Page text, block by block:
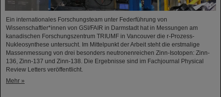
Ein internationales Forschungsteam unter Federführung von
Wissenschaftler*innen von GSI/FAIR in Darmstadt hat in Messungen am
kanadischen Forschungszentrum TRIUMF in Vancouver die r-Prozess-
Nukleosynthese untersucht. Im Mittelpunkt der Arbeit steht die erstmalige
Massenmessung von drei besonders neutronenreichen Zinn-Isotopen: Zinn-
136, Zinn-137 und Zinn-138. Die Ergebnisse sind im Fachjournal Physical
Review Letters veröffentlicht.
Mehr »